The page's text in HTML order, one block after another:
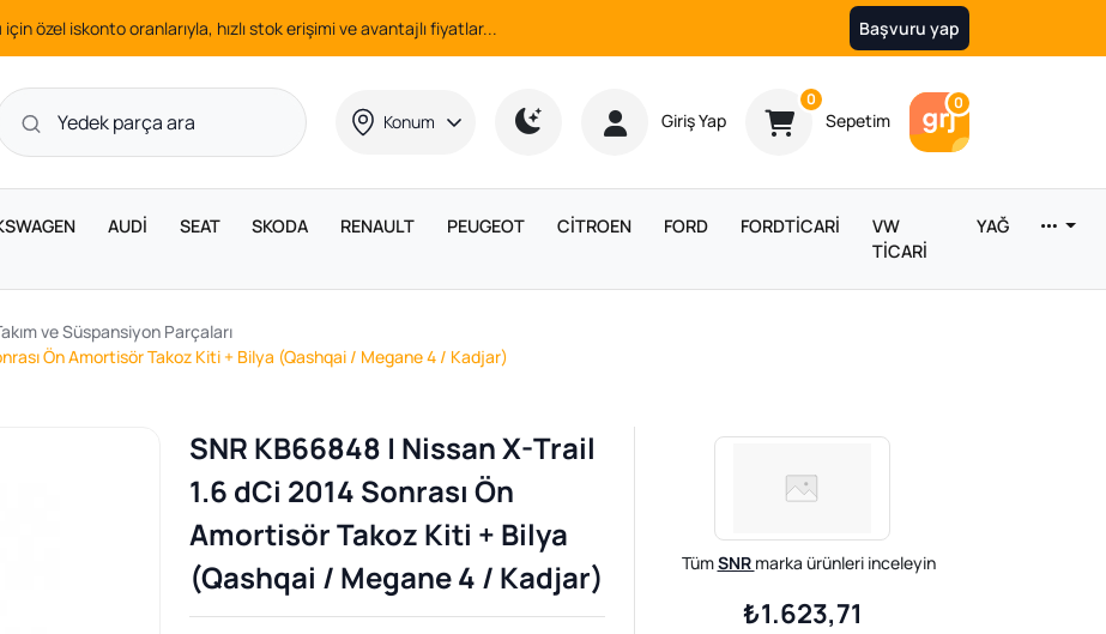
için özel iskonto oranlarıyla, hızlı stok erişimi ve avantajlı fiyatlar... Başvuru yap
Konum Giriş Yap
0Ürün sayısı
Sepetim
0Araç sayısı
AUDİ SEAT SKODA RENAULT PEUGEOT CİTROEN FORD FORDTİCARİ
VW
TİCARİ
YAĞ
ve Süspansiyon Parçaları
Ön Amortisör Takoz Kiti + Bilya (Qashqai / Megane 4 / Kadjar)
SNR KB66848 | Nissan X-Trail
1.6 dCi 2014 Sonrası Ön
Amortisör Takoz Kiti + Bilya
(Qashqai / Megane 4 / Kadjar)
TümSNR marka ürünleri inceleyin
₺1.623,71